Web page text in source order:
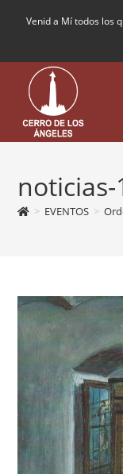
Venid a Mí todos los
> EVENTOS >